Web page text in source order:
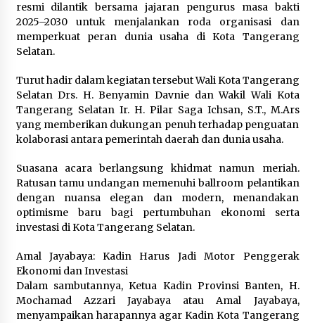
Pengalaman Beyond the Game
8 Agustus 2026
Bangkit Usai Takluk dari Vietnam di
Piala AFF 2026
8 Agustus 2026
Penanganan Kebakaran Gedung
Dinas Teknis Masuk Tahap Akhir,
Tak Ada Korban Jiwa
8 Agustus 2026
resmi dilantik bersama jajaran pengurus masa bakti
2025–2030 untuk menjalankan roda organisasi dan
memperkuat peran dunia usaha di Kota Tangerang
Selatan.
Turut hadir dalam kegiatan tersebut Wali Kota Tangerang
Selatan Drs. H. Benyamin Davnie dan Wakil Wali Kota
Tangerang Selatan Ir. H. Pilar Saga Ichsan, S.T., M.Ars
yang memberikan dukungan penuh terhadap penguatan
kolaborasi antara pemerintah daerah dan dunia usaha.
Suasana acara berlangsung khidmat namun meriah.
Ratusan tamu undangan memenuhi ballroom pelantikan
dengan nuansa elegan dan modern, menandakan
optimisme baru bagi pertumbuhan ekonomi serta
investasi di Kota Tangerang Selatan.
Amal Jayabaya: Kadin Harus Jadi Motor Penggerak
Ekonomi dan Investasi
Dalam sambutannya, Ketua Kadin Provinsi Banten, H.
Mochamad Azzari Jayabaya atau Amal Jayabaya,
menyampaikan harapannya agar Kadin Kota Tangerang